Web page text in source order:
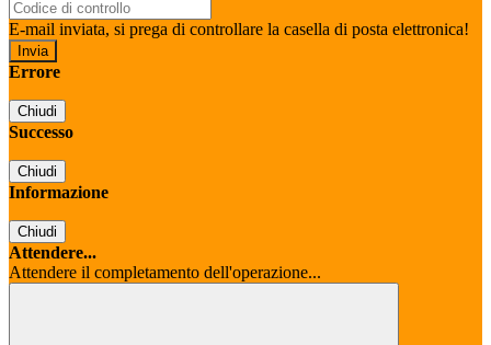
E-mail inviata, si prega di controllare la casella di posta elettronica!
Errore
Chiudi
Successo
Chiudi
Informazione
Chiudi
Attendere...
Attendere il completamento dell'operazione...